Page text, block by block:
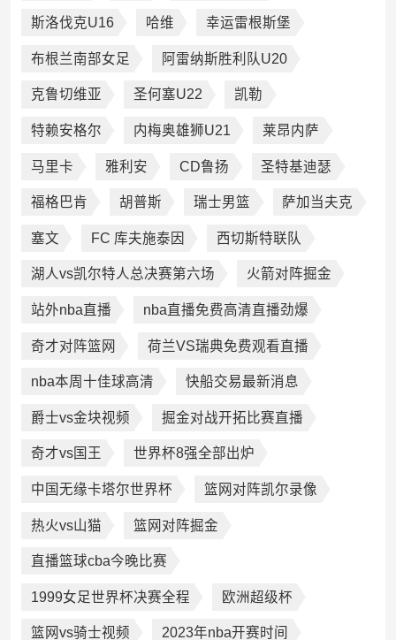
斯洛伐克U16 哈维 幸运雷根斯堡
布根兰南部女足 阿雷纳斯胜利队U20
克鲁切维亚 圣何塞U22 凯勒
特赖安格尔 内梅奥雄狮U21 莱昂内萨
马里卡 雅利安 CD鲁扬 圣特基迪瑟
福格巴肯 胡普斯 瑞士男篮 萨加当夫克
塞文 FC 库夫施泰因 西切斯特联队
湖人vs凯尔特人总决赛第六场 火箭对阵掘金
站外nba直播 nba直播免费高清直播劲爆
奇才对阵篮网 荷兰VS瑞典免费观看直播
nba本周十佳球高清 快船交易最新消息
爵士vs金块视频 掘金对战开拓比赛直播
奇才vs国王 世界杯8强全部出炉
中国无缘卡塔尔世界杯 篮网对阵凯尔录像
热火vs山猫 篮网对阵掘金
直播篮球cba今晚比赛
1999女足世界杯决赛全程 欧洲超级杯
篮网vs骑士视频 2023年nba开赛时间